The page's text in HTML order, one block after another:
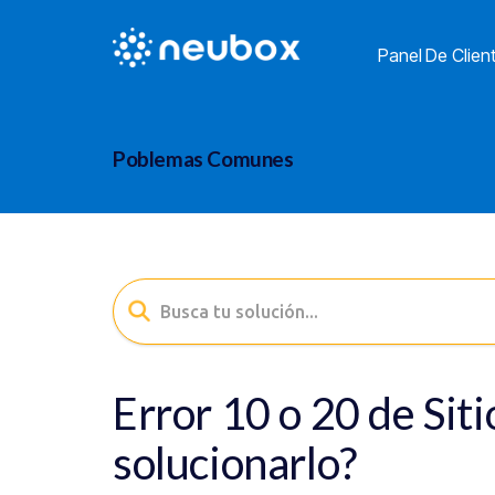
Panel De
Poblemas Comunes
Error 10 o 20 de
solucionarlo?